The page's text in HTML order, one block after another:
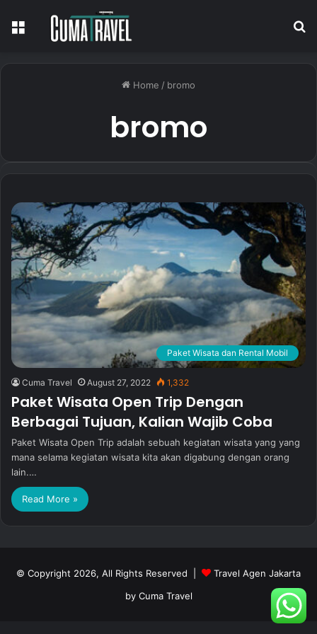
Menu
Home / bromo
bromo
Paket Wisata dan Rental Mobil
Cuma Travel August 27, 2022 1,332
Paket Wisata Open Trip Dengan
Berbagai Tujuan, Kalian Wajib Coba
Paket Wisata Open Trip adalah sebuah kegiatan wisata yang yang
mana selama kegiatan wisata kita akan digabung dengan orang
lain.…
Read More »
© Copyright 2026, All Rights Reserved |
Travel Agen Jakarta
by Cuma Travel